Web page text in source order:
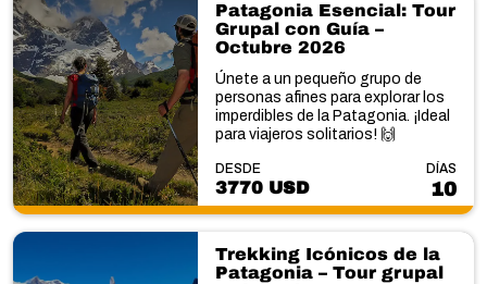
Patagonia Esencial: Tour
Grupal con Guía –
Octubre 2026
Únete a un pequeño grupo de
personas afines para explorar los
imperdibles de la Patagonia. ¡Ideal
para viajeros solitarios! 🙌
DESDE
3770 USD
DÍAS
10
Trekking Icónicos de la
Patagonia – Tour grupal